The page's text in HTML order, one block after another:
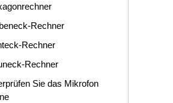
Rechner
Rechner
Rechner
Sie das Mikrofon